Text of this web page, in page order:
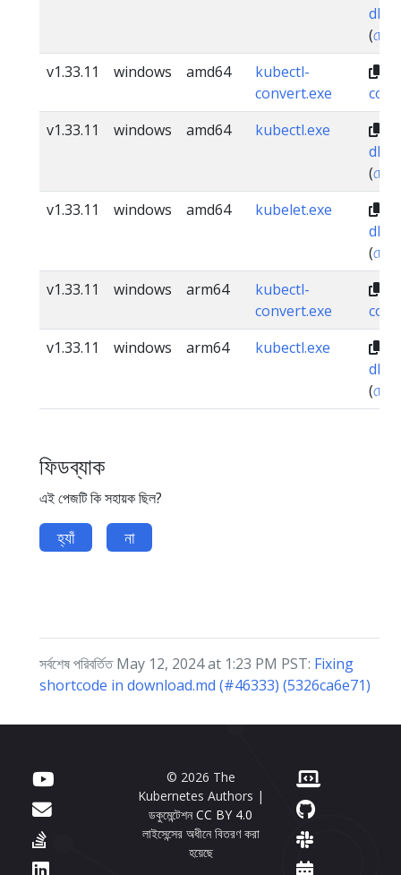
(
v1.33.11
windows amd64
kubectl-
convert.exe
v1.33.11
windows amd64
kubectl.exe
(
v1.33.11
windows amd64
kubelet.exe
(
v1.33.11
windows arm64
kubectl-
convert.exe
v1.33.11
windows arm64
kubectl.exe
(
ফিডব্যাক
এই পেজটি কি সহায়ক ছিল?
হ্যাঁ না
সর্বশেষ পরিবর্তিত May 12, 2024 at 1:23 PM PST: Fixing
shortcode in download.md (#46333) (5326ca6e71)
© 2026 The
Kubernetes Authors |
ডকুমেন্টেশনCC BY 4.0
লাইসেন্সের অধীনে বিতরণ করা
হয়েছে